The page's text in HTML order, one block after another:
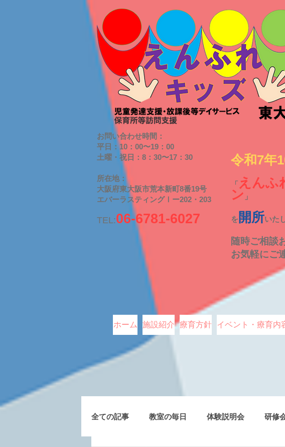
お問い合わせ時間：
平日：10：00〜19：00
​土曜・祝日：8：30〜17：30
​所在地：
大阪府東大阪市荒本新町8番19号
​エバーラスティングⅠー202・203
TEL:06-6781-6027
令和7年
「 えんふ
ン 」
を 開所いた
随時ご相談
お気軽にご
ホーム 施設紹介 療育方針 イベント・療育内
全ての記事 教室の毎日 体験説明会 研修